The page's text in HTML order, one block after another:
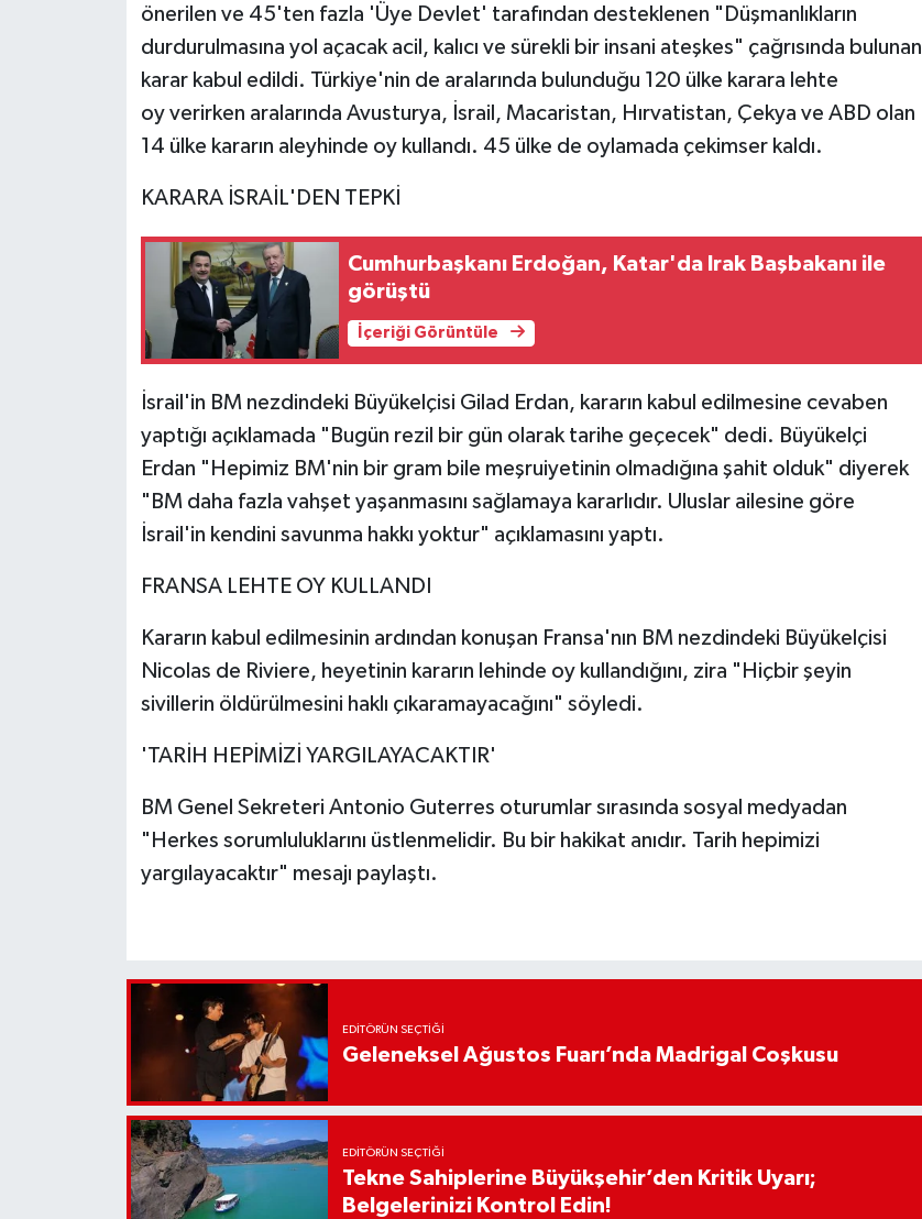
önerilen ve 45'ten fazla 'Üye Devlet' tarafından desteklenen "Düşmanlıkların
durdurulmasına yol açacak acil, kalıcı ve sürekli bir insani ateşkes" çağrısında bulunan
karar kabul edildi. Türkiye'nin de aralarında bulunduğu 120 ülke karara lehte
oy verirken aralarında Avusturya, İsrail, Macaristan, Hırvatistan, Çekya ve ABD olan
14 ülke kararın aleyhinde oy kullandı. 45 ülke de oylamada çekimser kaldı.
KARARA İSRAİL'DEN TEPKİ
Cumhurbaşkanı Erdoğan, Katar'da Irak Başbakanı ile
görüştü
İçeriği Görüntüle
İsrail'in BM nezdindeki Büyükelçisi Gilad Erdan, kararın kabul edilmesine cevaben
yaptığı açıklamada "Bugün rezil bir gün olarak tarihe geçecek" dedi. Büyükelçi
Erdan "Hepimiz BM'nin bir gram bile meşruiyetinin olmadığına şahit olduk" diyerek
"BM daha fazla vahşet yaşanmasını sağlamaya kararlıdır. Uluslar ailesine göre
İsrail'in kendini savunma hakkı yoktur" açıklamasını yaptı.
FRANSA LEHTE OY KULLANDI
Kararın kabul edilmesinin ardından konuşan Fransa'nın BM nezdindeki Büyükelçisi
Nicolas de Riviere, heyetinin kararın lehinde oy kullandığını, zira "Hiçbir şeyin
sivillerin öldürülmesini haklı çıkaramayacağını" söyledi.
'TARİH HEPİMİZİ YARGILAYACAKTIR'
BM Genel Sekreteri Antonio Guterres oturumlar sırasında sosyal medyadan
"Herkes sorumluluklarını üstlenmelidir. Bu bir hakikat anıdır. Tarih hepimizi
yargılayacaktır" mesajı paylaştı.
EDITÖRÜN SEÇTIĞI
Geleneksel Ağustos Fuarı’nda Madrigal Coşkusu
EDITÖRÜN SEÇTIĞI
Tekne Sahiplerine Büyükşehir’den Kritik Uyarı;
Belgelerinizi Kontrol Edin!